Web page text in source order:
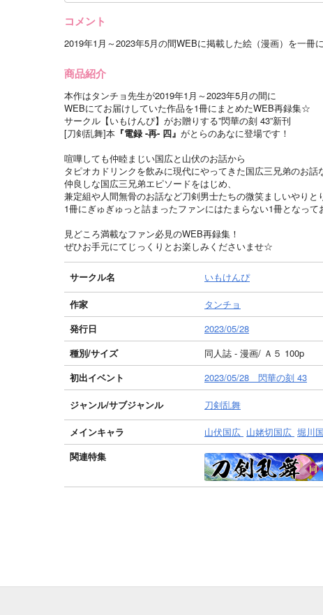
コメント
2019年1月～2023年5月の間WEBに掲載した絵（漫画）を一冊
商品紹介
本作はタンチョ先生が2019年1月～2023年5月の間に
WEBにてお届けしていた作品を1冊にまとめたWEB再録集☆
サークル【いもけんぴ】がお贈りする”閃華の刻 43”新刊
[刀剣乱舞]本 『電録 -再- 四』 がとらのあなに登場です！
喧嘩しても仲睦まじい国広と山伏のお話から
タピオカドリンクを飲みに現代にやってきた国広三兄弟のお話
仲良しな国広三兄弟エピソードをはじめ、
兼定組や人間無骨のお話など刀剣男士たちの微笑ましいやりと
1冊にぎゅぎゅっと詰まったファンにはたまらない1冊となっ
見どころ満載なファン必見のWEB再録集！
ぜひお手元にてじっくりとお楽しみくださいませ☆
サークル名 いもけんぴ
作家
タンチョ
発行日
2023/05/28
種別/サイズ
同人誌 - 漫画/ Ａ５ 100p
初出イベント
2023/05/28 閃華の刻 43
ジャンル/サブジャンル 刀剣乱舞
メインキャラ 山伏国広 山姥切国広 堀川
関連特集